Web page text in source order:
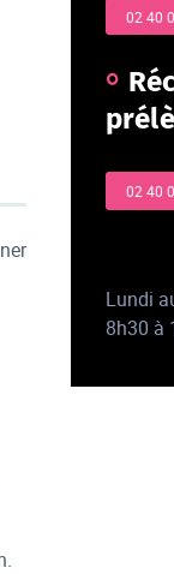
02 40
02 40
Lundi
8h30 à